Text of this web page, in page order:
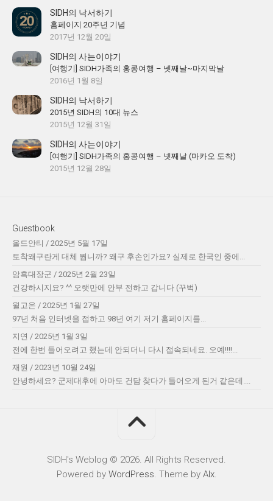
SIDH의 낙서하기
홈페이지 20주년 기념
2017년 12월 20일
SIDH의 사는이야기
[여행기] SIDH가족의 홍콩여행 – 넷째날~마지막날
2016년 1월 8일
SIDH의 낙서하기
2015년 SIDH의 10대 뉴스
2015년 12월 31일
SIDH의 사는이야기
[여행기] SIDH가족의 홍콩여행 – 넷째날 (마카오 도착)
2015년 12월 28일
Guestbook
올드안티 / 2025년 5월 17일
토착왜구란게 대체 뭡니까? 왜구 후손인가요? 실제로 한국인 중에...
암흑대장군 / 2025년 2월 23일
건강하시지요? ^^ 오랫만에 안부 전하고 갑니다 (꾸벅)
윌고온 / 2025년 1월 27일
97년 처음 인터넷을 접하고 98년 여기 저기 홈페이지를...
지연 / 2025년 1월 3일
전에 한번 들어오려고 했는데 안되더니 다시 접속되네요. 오예!!!!...
재원 / 2023년 10월 24일
안녕하세요? 군제대후에 아마도 건담 찾다가 들어오게 된거 같은데....
SIDH′s Weblog © 2026. All Rights Reserved.
Powered by WordPress. Theme by Alx.